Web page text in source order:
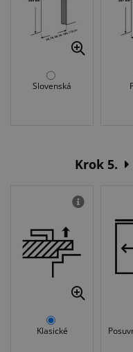
Slovenská
Krok 5.
Klasické